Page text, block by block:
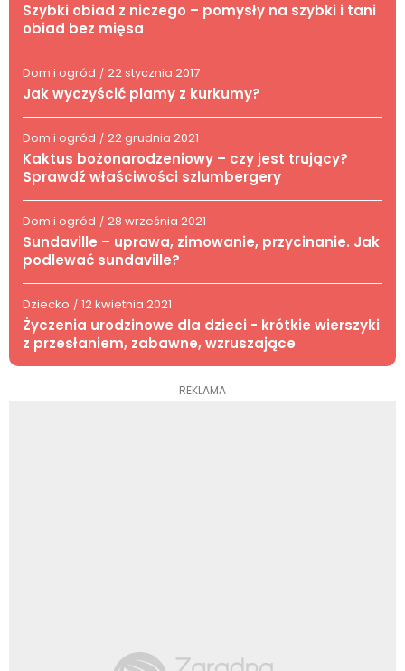
Szybki obiad z niczego – pomysły na szybki i tani
obiad bez mięsa
Dom i ogród / 22 stycznia 2017
Jak wyczyścić plamy z kurkumy?
Dom i ogród / 22 grudnia 2021
Kaktus bożonarodzeniowy – czy jest trujący?
Sprawdź właściwości szlumbergery
Dom i ogród / 28 września 2021
Sundaville – uprawa, zimowanie, przycinanie. Jak
podlewać sundaville?
Dziecko / 12 kwietnia 2021
Życzenia urodzinowe dla dzieci - krótkie wierszyki
z przesłaniem, zabawne, wzruszające
REKLAMA